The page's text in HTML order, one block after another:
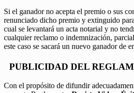
Si el ganador no acepta el premio o sus
renunciado dicho premio y extinguido
cual se levantará un acta notarial y no
cualquier reclamo o indemnización,
este caso se sacará un nuevo ganador de
PUBLICIDAD DEL
Con el propósito de difundir